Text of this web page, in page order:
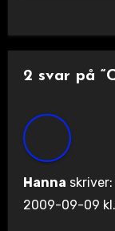
2 svar på
Hanna skriver:
2009-09-09